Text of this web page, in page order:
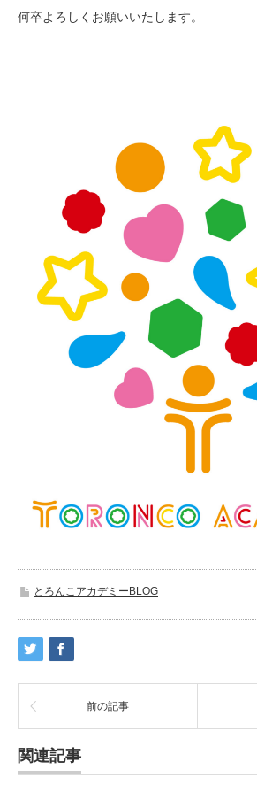
何卒よろしくお願いいたします。
とろんこアカデミーBLOG
前の記事
関連記事